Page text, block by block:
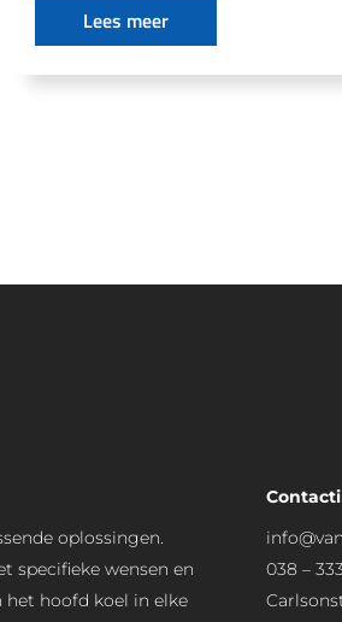
Lees meer
oplossingen.
specifieke wensen en
hoofd koel in elke
038 –